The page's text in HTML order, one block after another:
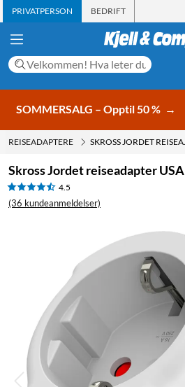
PRIVATPERSON BEDRIFT
SOMMERSALG – Opptil 50 % →
REISEADAPTERE
Skross Jordet reiseadapter USA
4.5
(36 kundeanmeldelser)